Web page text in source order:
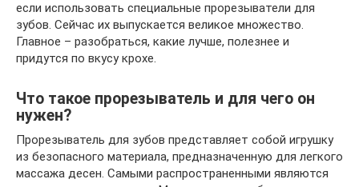
если использовать специальные прорезыватели для
зубов. Сейчас их выпускается великое множество.
Главное – разобраться, какие лучше, полезнее и
придутся по вкусу крохе.
Что такое прорезыватель и для чего он
нужен?
Прорезыватель для зубов представляет собой игрушку
из безопасного материала, предназначенную для легкого
массажа десен. Самыми распространенными являются